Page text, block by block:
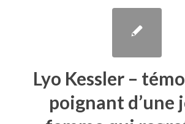
Lyo Kessler –
poignant d’une